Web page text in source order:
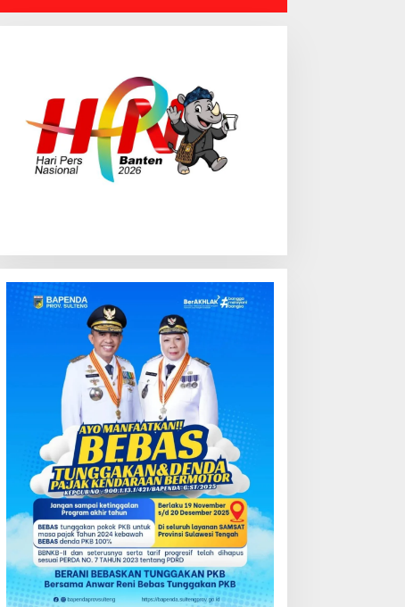
Kondisi Perkembangan
Sektor Asuransi,
Penjaminan dan Dana
Pensiun Juni 2026
Kredit Perbankan Tumbuh
12,67 Persen, Kualitas Aset
dan Ketahanan Modal
Tetap Kokoh Juni 2026